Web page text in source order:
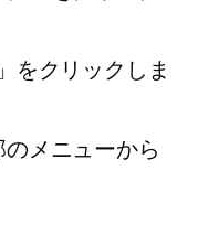
をクリックしま
メニューから